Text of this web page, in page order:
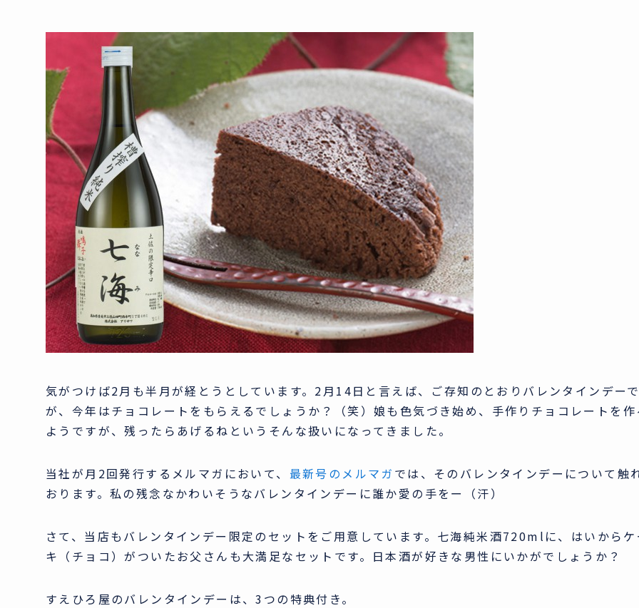
気がつけば2月も半月が経とうとしています。2月14日と言えば、ご存知のとおりバレンタインデー
が、今年はチョコレートをもらえるでしょうか？（笑）娘も色気づき始め、手作りチョコレートを
ようですが、残ったらあげるねというそんな扱いになってきました。
当社が月2回発行するメルマガにおいて、 最新号のメルマガ では、そのバレンタインデーについて触
おります。私の残念なかわいそうなバレンタインデーに誰か愛の手をー（汗）
さて、当店もバレンタインデー限定のセットをご用意しています。七海純米酒720mlに、はいから
キ（チョコ）がついたお父さんも大満足なセットです。日本酒が好きな男性にいかがでしょうか？
すえひろ屋のバレンタインデーは、3つの特典付き。